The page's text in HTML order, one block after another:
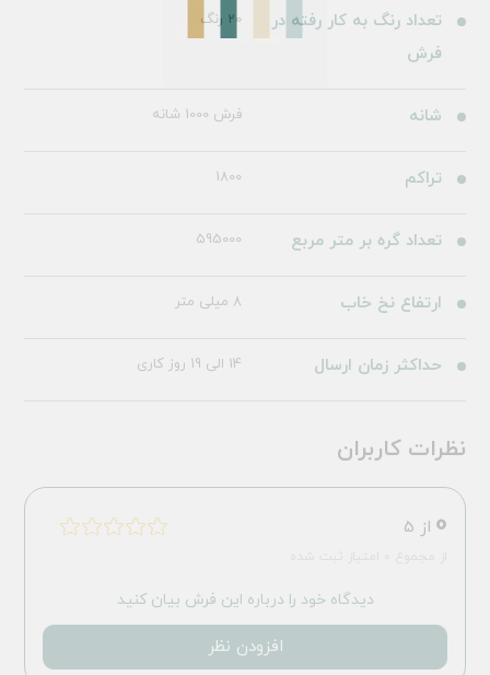
تعداد رنگ به کار رفته در
فرش
20 رنگ
شانه فرش 1000 شانه
تراکم 1800
تعداد گره بر متر مربع 595000
ارتفاع نخ خاب 8 میلی متر
حداکثر زمان ارسال 14 الی 19 روز کاری
نظرات کاربران
0 از 5
دیدگاه خود را درباره این فرش بیان کنید
افزودن نظر